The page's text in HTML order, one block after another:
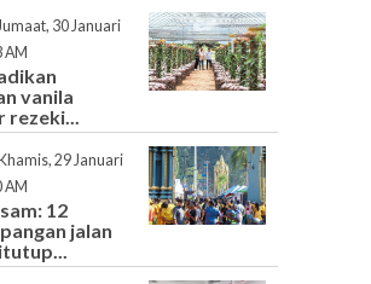
30 Januari
AM
vanila
rezeki...
Khamis, 29 Januari
AM
12
jalan